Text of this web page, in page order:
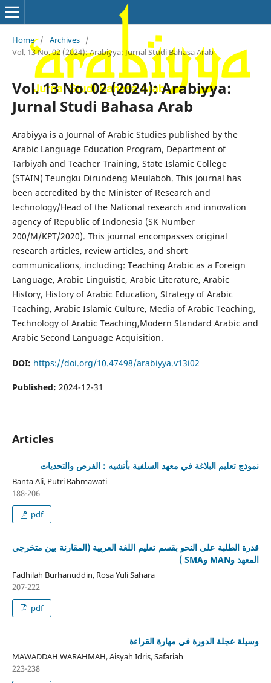
Home / Archives /
Vol. 13 No. 02 (2024): Arabiyya: Jurnal Studi Bahasa Arab
Vol. 13 No. 02 (2024): Arabiyya:
Jurnal Studi Bahasa Arab
Arabiyya is a Journal of Arabic Studies published by the
Arabic Language Education Program, Department of
Tarbiyah and Teacher Training, State Islamic College
(STAIN) Teungku Dirundeng Meulaboh. This journal has
been accredited by the Minister of Research and
technology/Head of the National research and innovation
agency of Republic of Indonesia (SK Number
200/M/KPT/2020). This journal encompasses original
research articles, review articles, and short
communications, including: Teaching Arabic as a Foreign
Language, Arabic Linguistic, Arabic Literature, Arabic
History, History of Arabic Education, Strategy of Arabic
Teaching, Arabic Islamic Culture, Media of Arabic Teaching,
Technology of Arabic Teaching,Modern Standard Arabic and
Arabic Second Language Acquisition.
DOI: https://doi.org/10.47498/arabiyya.v13i02
Published: 2024-12-31
Articles
نموذج تعليم البلاغة في معهد السلفية بأتشيه : الفرص والتحديات
Banta Ali, Putri Rahmawati
188-206
pdf
قدرة الطلبة على النحو بقسم تعليم اللغة العربية (المقارنة بين متخرجي
المعهد وMAN وSMA )
Fadhilah Burhanuddin, Rosa Yuli Sahara
207-222
pdf
وسيلة عجلة الدورة في مهارة القراءة
MAWADDAH WARAHMAH, Aisyah Idris, Safariah
223-238